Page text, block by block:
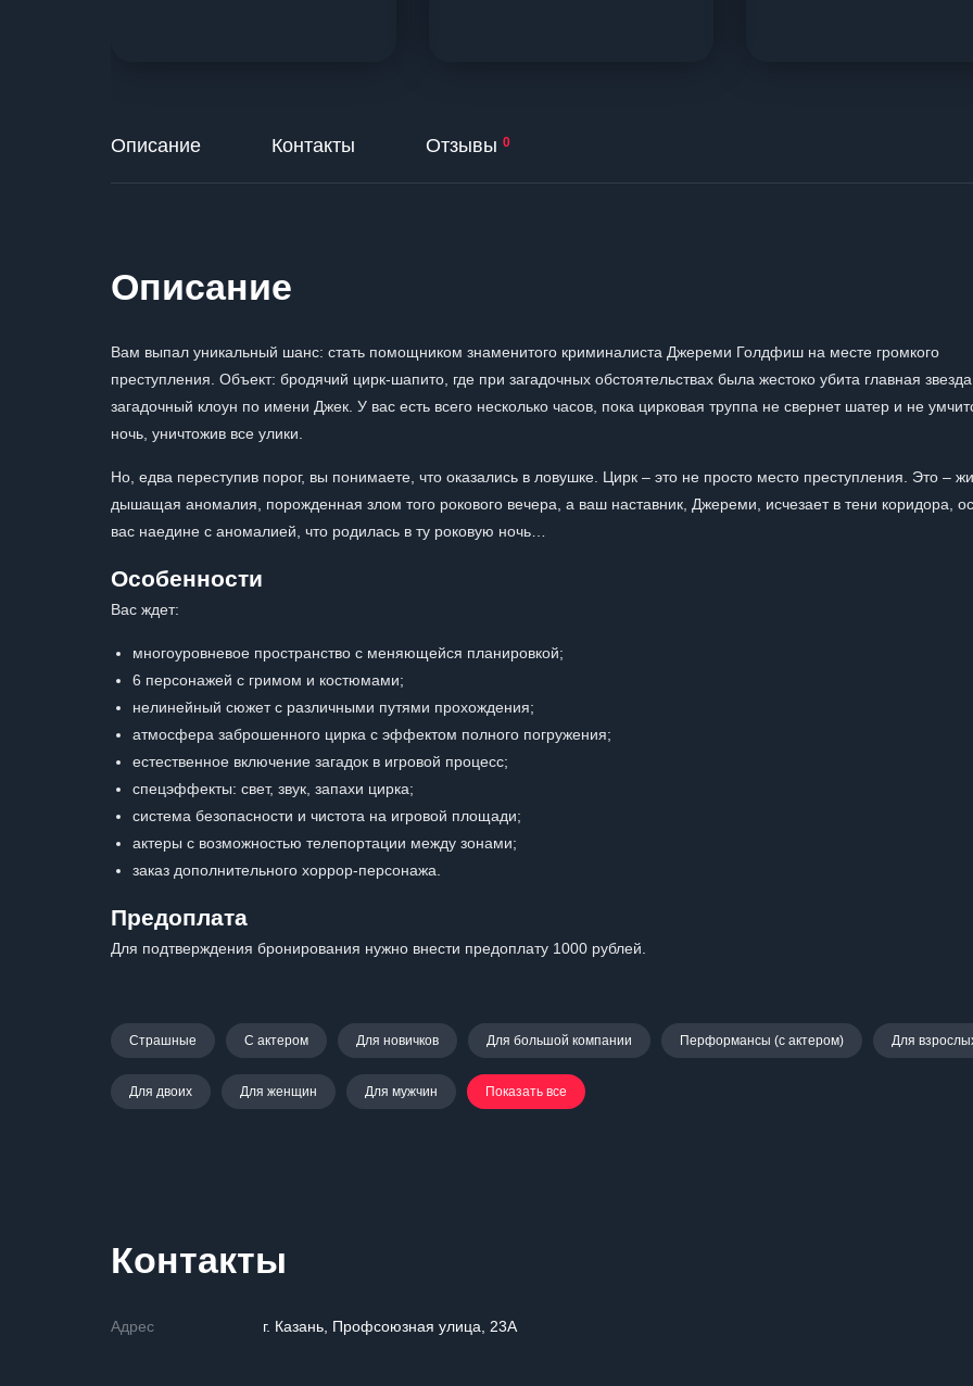
Описание Контакты Отзывы 0
Описание
Вам выпал уникальный шанс: стать помощником знаменитого криминалиста Джереми Голдфиш на месте громкого
преступления. Объект: бродячий цирк-шапито, где при загадочных обстоятельствах была жестоко убита главная
загадочный клоун по имени Джек. У вас есть всего несколько часов, пока цирковая труппа не свернет шатер и не
ночь, уничтожив все улики.
Но, едва переступив порог, вы понимаете, что оказались в ловушке. Цирк – это не просто место преступления. Это –
дышащая аномалия, порожденная злом того рокового вечера, а ваш наставник, Джереми, исчезает в тени коридора,
вас наедине с аномалией, что родилась в ту роковую ночь…
Особенности
Вас ждет:
многоуровневое пространство с меняющейся планировкой;
6 персонажей с гримом и костюмами;
нелинейный сюжет с различными путями прохождения;
атмосфера заброшенного цирка с эффектом полного погружения;
естественное включение загадок в игровой процесс;
спецэффекты: свет, звук, запахи цирка;
система безопасности и чистота на игровой площади;
актеры с возможностью телепортации между зонами;
заказ дополнительного хоррор-персонажа.
Предоплата
Для подтверждения бронирования нужно внести предоплату 1000 рублей.
Страшные С актером Для новичков Для большой компании Перформансы (с актером) Для
Для двоих Для женщин Для мужчин Показать все
Контакты
Адрес г. Казань, Профсоюзная улица, 23А